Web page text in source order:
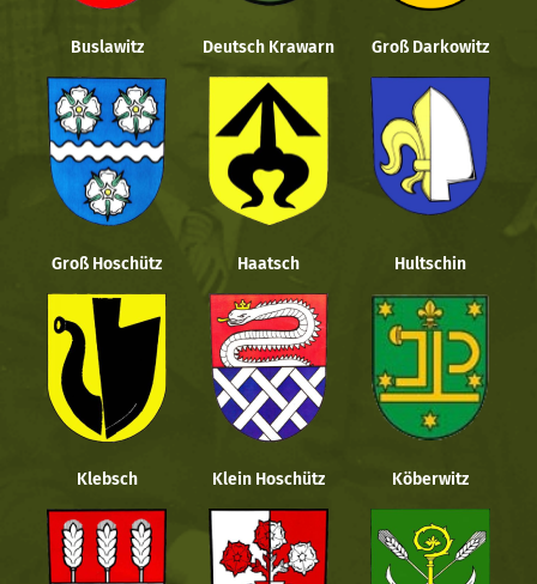
Buslawitz Deutsch Krawarn Groß Darkowitz
Groß Hoschütz Haatsch Hultschin
Klebsch Klein Hoschütz Köberwitz